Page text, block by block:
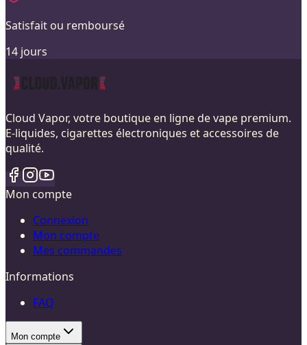
Satisfait ou remboursé
14 jours
Cloud Vapor, votre boutique en ligne de vape premium.
E-liquides, cigarettes électroniques et accessoires de
qualité.
Mon compte
Connexion
Mon compte
Mes commandes
Informations
FAQ
Mon compte